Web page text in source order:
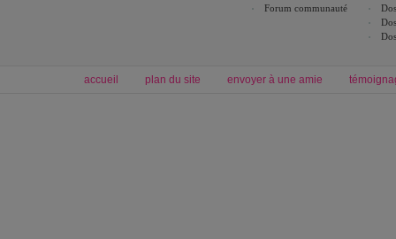
Forum communauté
accueil plan du site envoyer à une amie